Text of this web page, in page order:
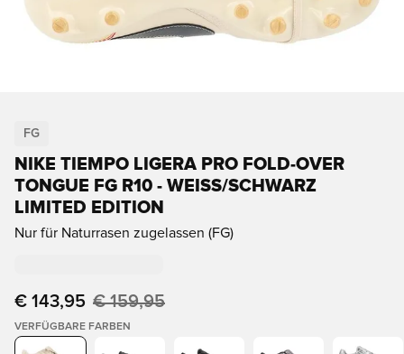
FG
NIKE TIEMPO LIGERA PRO FOLD-OVER
TONGUE FG R10 - WEISS/SCHWARZ L
IMITED EDITION
Nur für Naturrasen zugelassen (FG)
€ 143,95 € 159,95
VERFÜGBARE FARBEN